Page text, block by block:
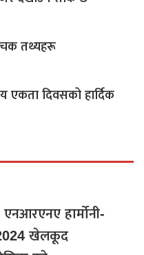
तथ्यहरू
एकता दिवसको हार्दिक
एनआरएनए हार्मोनी-
खेलकूद